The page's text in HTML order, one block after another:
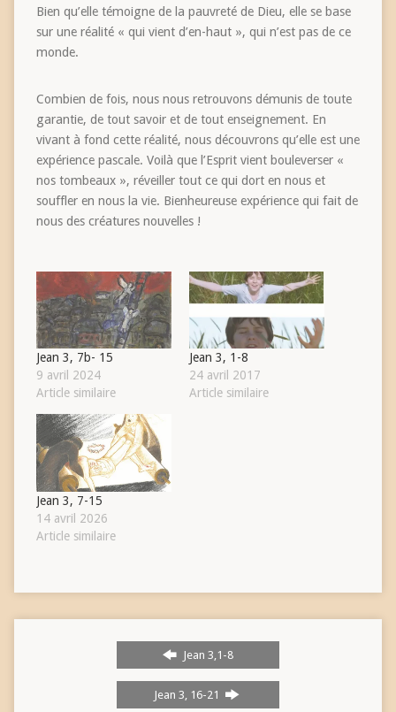
Bien qu’elle témoigne de la pauvreté de Dieu, elle se base
sur une réalité « qui vient d’en-haut », qui n’est pas de ce
monde.
Combien de fois, nous nous retrouvons démunis de toute
garantie, de tout savoir et de tout enseignement. En
vivant à fond cette réalité, nous découvrons qu’elle est une
expérience pascale. Voilà que l’Esprit vient bouleverser «
nos tombeaux », réveiller tout ce qui dort en nous et
souffler en nous la vie. Bienheureuse expérience qui fait de
nous des créatures nouvelles !
Jean 3, 7b- 15
9 avril 2024
Article similaire
Jean 3, 1-8
24 avril 2017
Article similaire
Jean 3, 7-15
14 avril 2026
Article similaire
Jean 3,1-8
Jean 3, 16-21